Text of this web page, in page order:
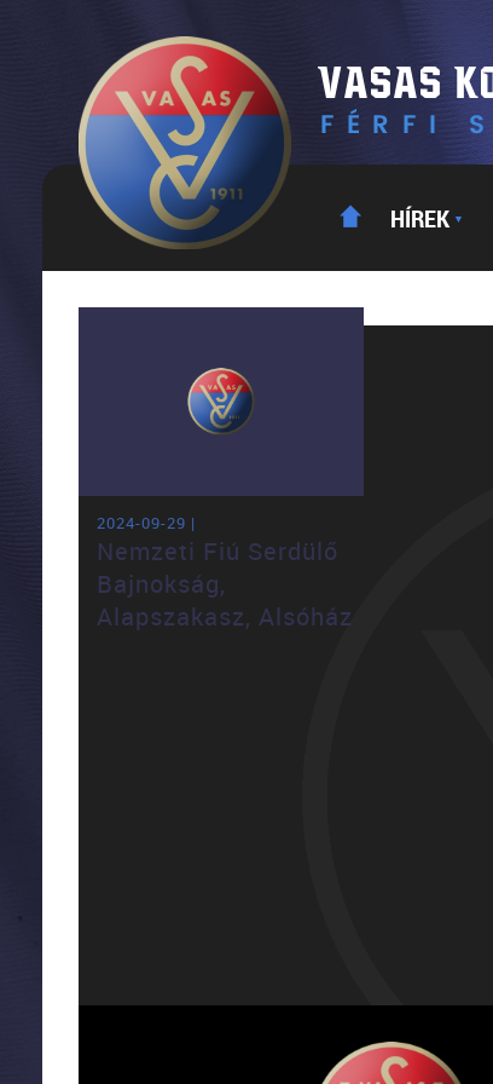
HÍREK ▼
2024-09-29 |
Nemzeti Fiú Serdülő
Bajnokság,
Alapszakasz, Alsóház